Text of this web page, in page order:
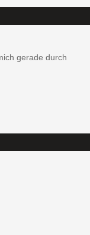
gerade durch